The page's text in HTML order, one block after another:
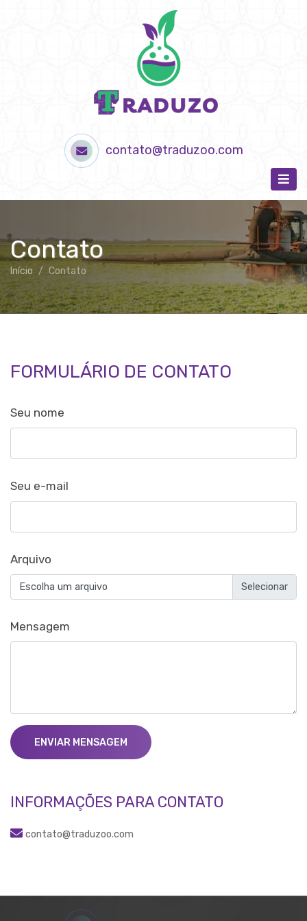
contato@traduzoo.com
Contato
Início Contato
FORMULÁRIO DE CONTATO
Seu nome
Seu e-mail
Arquivo
Escolha um arquivo
Mensagem
ENVIAR MENSAGEM
INFORMAÇÕES PARA CONTATO
contato@traduzoo.com